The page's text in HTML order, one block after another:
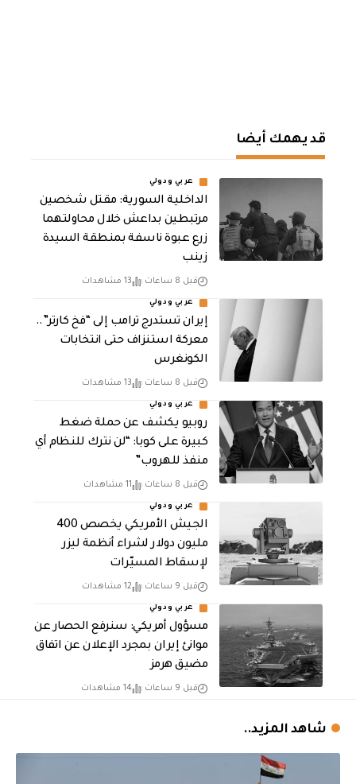
قد يهمك أيضا
عربي ودولي
الداخلية السورية: مقتل شخصين
مرتبطين بداعش خلال محاولتهما
زرع عبوة ناسفة بمنطقة السيدة
زينب
قبل 8 ساعات 13 مشاهدات
عربي ودولي
إيران تستدرج ترامب إلى “فخ كارتر”..
معركة استنزاف حتى انتخابات
الكونغرس
قبل 8 ساعات 13 مشاهدات
عربي ودولي
روبيو يكشف عن حملة ضغط
كبيرة على كوبا: “لن نترك للنظام أي
منفذ للهروب”
قبل 8 ساعات 11 مشاهدات
عربي ودولي
الجيش الأمريكي يخصص 400
مليون دولار لشراء أنظمة ليزر
لإسقاط المسيّرات
قبل 9 ساعات 12 مشاهدات
عربي ودولي
مسؤول أمريكي: سنرفع الحصار عن
موانئ إيران بمجرد الإعلان عن اتفاق
مضيق هرمز
قبل 9 ساعات 14 مشاهدات
شاهد المزيد..